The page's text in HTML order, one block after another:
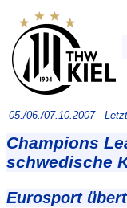
05./06./07.10.2007 -
Champions
schwedische
Eurosport